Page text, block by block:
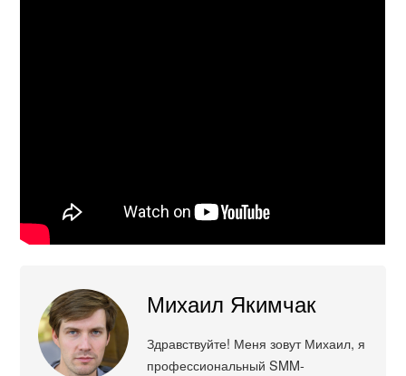
Михаил Якимчак
Здравствуйте! Меня зовут Михаил, я
профессиональный SMM-